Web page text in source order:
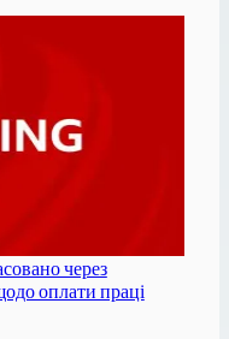
через
оплати праці